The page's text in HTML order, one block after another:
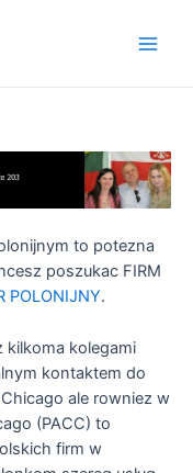
to potezna
poszukac FIRM
POLONIJNY.
kilkoma kolegami
kontaktem do
ale rowniez w
(PACC) to
firm w